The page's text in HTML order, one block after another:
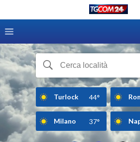
Turlock 44°
Milano 37°